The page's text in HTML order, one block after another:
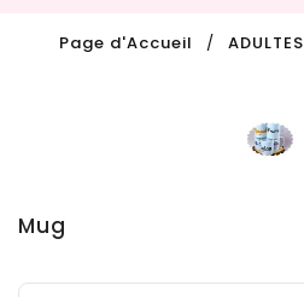
Page d'Accueil ADULTES
Mug